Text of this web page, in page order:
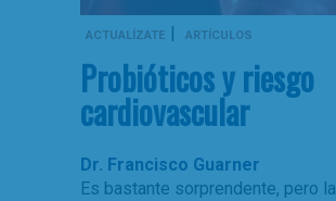
ACTUALÍZATE | ARTÍCULOS
Probióticos y riesgo
cardiovascular
Dr. Francisco Guarner
Es bastante sorprendente, pero la